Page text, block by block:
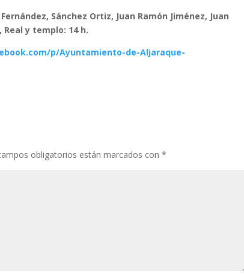
Sánchez Ortiz, Juan Ramón Jiménez, Juan
Real y templo: 14 h.
p/Ayuntamiento-de-Aljaraque-
obligatorios están marcados con*